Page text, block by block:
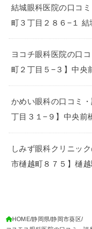
結城眼科医院の口コ
町３丁目２８６−１
ヨコチ眼科医院の口
町２丁目５−３】中央
かめい眼科の口コミ
丁目３１−９】中央前
しみず眼科クリニッ
市樋越町８７５】樋越
HOME 静岡県 静岡市葵区